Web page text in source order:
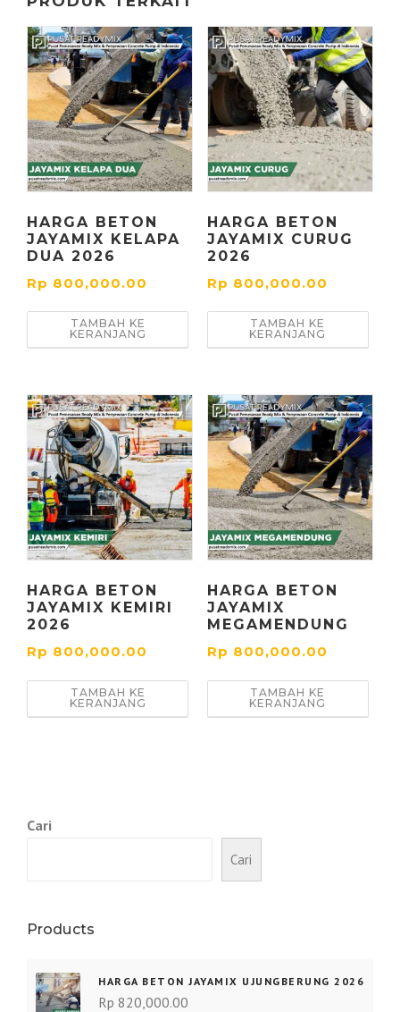
HARGA BETON
JAYAMIX KELAPA
DUA 2026
Rp 800,000.00
TAMBAH KE
KERANJANG
HARGA BETON
JAYAMIX CURUG
2026
Rp 800,000.00
TAMBAH KE
KERANJANG
HARGA BETON
JAYAMIX KEMIRI
2026
Rp 800,000.00
TAMBAH KE
KERANJANG
HARGA BETON
JAYAMIX
MEGAMENDUNG
Rp 800,000.00
TAMBAH KE
KERANJANG
Cari
Cari
Products
HARGA BETON JAYAMIX UJUNGBERUNG 2026
Rp 820,000.00